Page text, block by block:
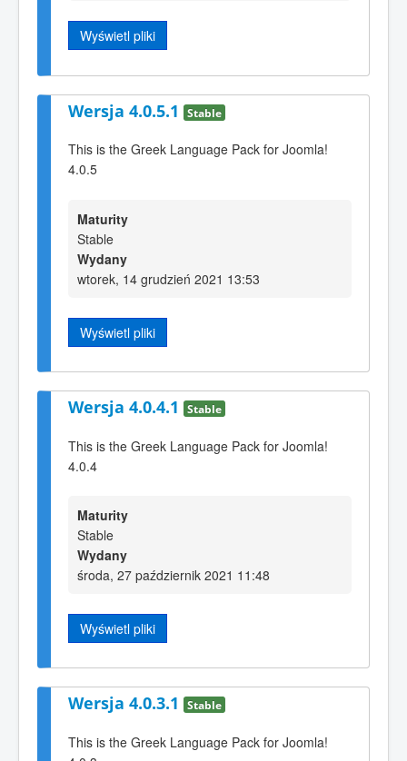
Wyświetl pliki
Wersja 4.0.5.1 Stable
This is the Greek Language Pack for Joomla!
4.0.5
Maturity
Stable
Wydany
wtorek, 14 grudzień 2021 13:53
Wyświetl pliki
Wersja 4.0.4.1 Stable
This is the Greek Language Pack for Joomla!
4.0.4
Maturity
Stable
Wydany
środa, 27 październik 2021 11:48
Wyświetl pliki
Wersja 4.0.3.1 Stable
This is the Greek Language Pack for Joomla!